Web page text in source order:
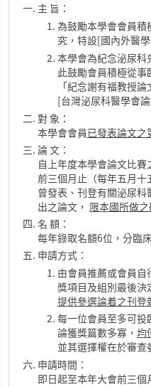
主 旨：
為鼓勵本學會會員
究，特設[國內外醫
本學會為紀念泌尿
此鼓勵會員積極從
「紀念謝有福教授
[台灣泌尿科醫學會
對 象：
本學會會員已發表論文之
論 文：
自上年度本學會論文比
前三個月止（每年五月十
曾發表、刊登有關泌尿
出之論文， 限本國所做
名 額：
每年錄取名額6位，分臨
申請方式：
由會員推薦或會員
獎項目及組別最後
提供參選論着之刊登
每一位會員至多可
論獲獎篇數多寡， 均
並其選擇權在於審查
申請時間：
即日起至本年大會前三個